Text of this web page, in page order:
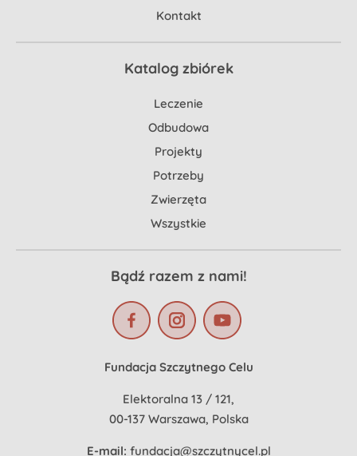
Kontakt
Katalog zbiórek
Leczenie
Odbudowa
Projekty
Potrzeby
Zwierzęta
Wszystkie
Bądź razem z nami!
Fundacja Szczytnego Celu
Elektoralna 13 / 121,
00-137 Warszawa, Polska
E-mail: fundacja@szczytnycel.pl